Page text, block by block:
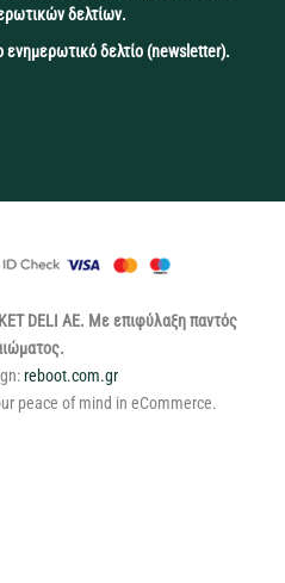
δελτίων.
δελτίο (newsletter).
DELI ΑΕ. Με επιφύλαξη παντός
reboot.com.gr
peace of mind in eCommerce.